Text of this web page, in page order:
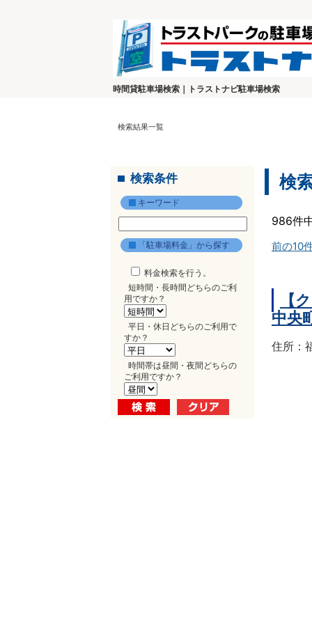
時間貸駐車場検索｜トラストナビ駐車場検索
検索結果一覧
検索条件
キーワード
「駐車場料金」から探す
料金検索を行う。
短時間・長時間どちらのご利
用ですか？
平日・休日どちらのご利用で
すか？
時間帯は昼間・夜間どちらの
ご利用ですか？
検
986件
前の10
【
中央
住所：